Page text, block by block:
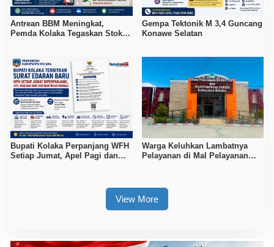
Antrean BBM Meningkat,
Pemda Kolaka Tegaskan Stok
Gempa Tektonik M 3,4 Guncang
Konawe Selatan
Bupati Kolaka Perpanjang WFH
Setiap Jumat, Apel Pagi dan
Warga Keluhkan Lambatnya
Pelayanan di Mal Pelayanan
View More